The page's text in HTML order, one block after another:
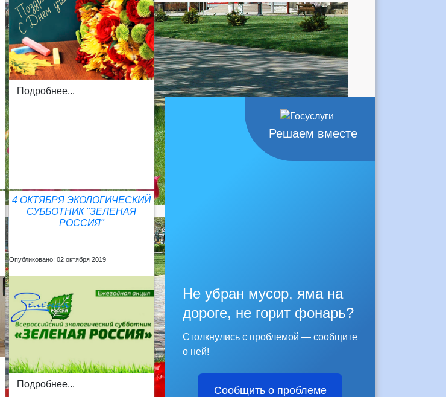
Подробнее...
4 ОКТЯБРЯ ЭКОЛОГИЧЕСКИЙ
СУББОТНИК "ЗЕЛЕНАЯ
РОССИЯ"
Опубликовано: 02 октября 2019
Подробнее...
Решаем вместе
Не убран мусор, яма на
дороге, не горит фонарь?
Столкнулись с проблемой — сообщите
о ней!
Сообщить о проблеме